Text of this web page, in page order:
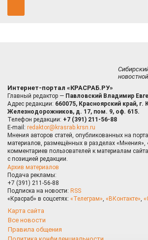
Интернет-портал «КРАСРАБ.РУ»
Главный редактор — Павловский Владимир
Адрес редакции: 660075, Красноярский край, г.
Железнодорожников, д. 17, пом. 9, оф. 615.
Телефон редакции: +7 (391) 211-56-88
E-mail: redaktor@krasrab.krsn.ru
Мнения авторов статей, опубликованных на
материалов, размещённых в разделах «Мнения»,
комментариев пользователей к материалам
с позицией редакции.
Архив материалов
Подача рекламы:
+7 (391) 211-56-88
Подписка на новости: RSS
«Красраб» в соцсетях: «Телеграм», «ВКонтакте»,
Карта сайта
Все новости
Правила общения